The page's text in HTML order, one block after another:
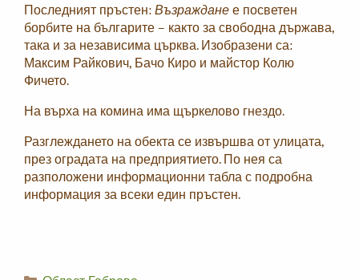
Последният пръстен: Възраждане е посветен
борбите на българите – както за свободна държава,
така и за независима църква. Изобразени са:
Максим Райкович, Бачо Киро и майстор Колю
Фичето.
На върха на комина има щъркелово гнездо.
Разглеждането на обекта се извършва от улицата,
през оградата на предприятието. По нея са
разположени информационни табла с подробна
информация за всеки един пръстен.